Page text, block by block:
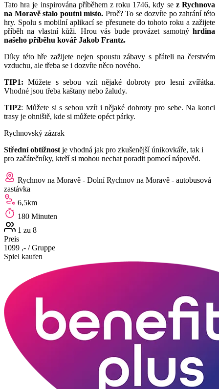
Tato hra je inspirována příběhem z roku 1746, kdy sez Rychnova
na Moravě stalo poutní místo. Proč? To se dozvíte po zahrání této
hry. Spolu s mobilní aplikací se přesunete do tohoto roku a zažijete
příběh na vlastní kůži. Hrou vás bude provázet samotný hrdina
našeho příběhu kovář Jakob Frantz.
Díky této hře zažijete nejen spoustu zábavy s přáteli na čerstvém
vzduchu, ale třeba se i dozvíte něco nového.
TIP1: Můžete s sebou vzít nějaké dobroty pro lesní zvířátka.
Vhodné jsou třeba kaštany nebo žaludy.
TIP2: Můžete si s sebou vzít i nějaké dobroty pro sebe. Na konci
trasy je ohniště, kde si můžete opéct párky.
Rychnovský zázrak
Střední obtížnostje vhodná jak pro zkušenější únikovkáře, tak i
pro začátečníky, kteří si mohou nechat poradit pomocí nápověd.
Rychnov na Moravě - Dolní Rychnov na Moravě - autobusová
zastávka
6,5km
180 Minuten
1 zu 8
Preis
1099 ,- / Gruppe
Spiel kaufen